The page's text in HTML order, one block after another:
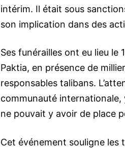
intérim. Il était sous
son implication dans des
Ses funérailles ont eu lieu
Paktia, en présence de
responsables talibans.
communauté internationale,
ne pouvait y avoir de place
Cet événement souligne les